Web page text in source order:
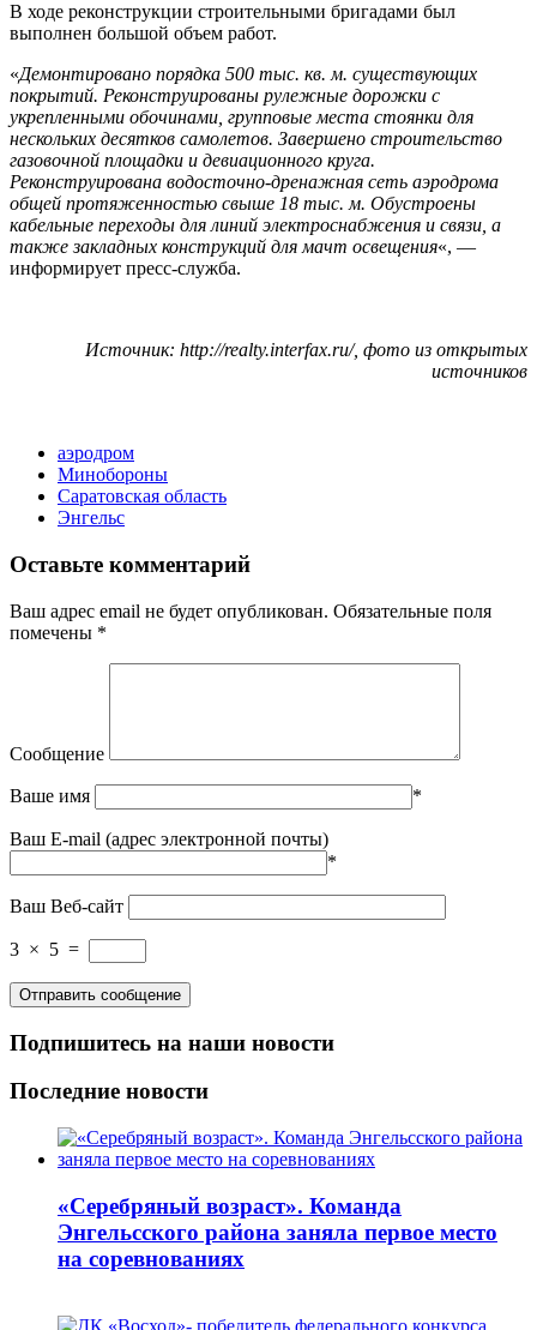
В ходе реконструкции строительными бригадами был
выполнен большой объем работ.
«Демонтировано порядка 500 тыс. кв. м. существующих
покрытий. Реконструированы рулежные дорожки с
укрепленными обочинами, групповые места стоянки для
нескольких десятков самолетов. Завершено строительство
газовочной площадки и девиационного круга.
Реконструирована водосточно-дренажная сеть аэродрома
общей протяженностью свыше 18 тыс. м. Обустроены
кабельные переходы для линий электроснабжения и связи, а
также закладных конструкций для мачт освещения«, —
информирует пресс-служба.
Источник: http://realty.interfax.ru/, фото из открытых
источников
аэродром
Минобороны
Саратовская область
Энгельс
Оставьте комментарий
Ваш адрес email не будет опубликован. Обязательные поля
помечены *
Сообщение
Ваше имя *
Ваш E-mail (адрес электронной почты)
*
Ваш Веб-сайт
3 × 5 =
Подпишитесь на наши новости
Последние новости
«Серебряный возраст». Команда
Энгельсского района заняла первое место
на соревнованиях